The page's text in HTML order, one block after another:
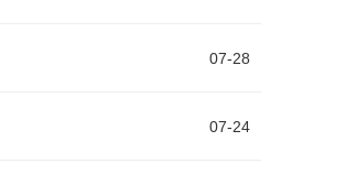
07-28
07-24